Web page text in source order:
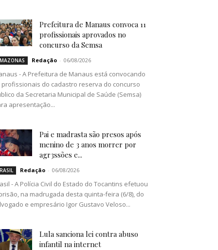
Prefeitura de Manaus convoca 11
profissionais aprovados no
concurso da Semsa
Redação - 06/08/2026
- A Prefeitura de Manaus está convocando
profissionais do cadastro reserva do concurso
da Secretaria Municipal de Saúde (Semsa)
apresentação...
Pai e madrasta são presos após
menino de 3 anos morrer por
agr3ssões e...
Redação - 06/08/2026
- A Polícia Civil do Estado do Tocantins efetuou
na madrugada desta quinta-feira (6/8), do
e empresário Igor Gustavo Veloso...
Lula sanciona lei contra abuso
infantil na internet